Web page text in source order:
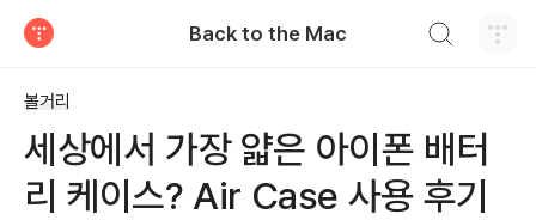
Back to the Mac
볼거리
세상에서 가장 얇은 아이폰 배터
리 케이스? Air Case 사용 후기